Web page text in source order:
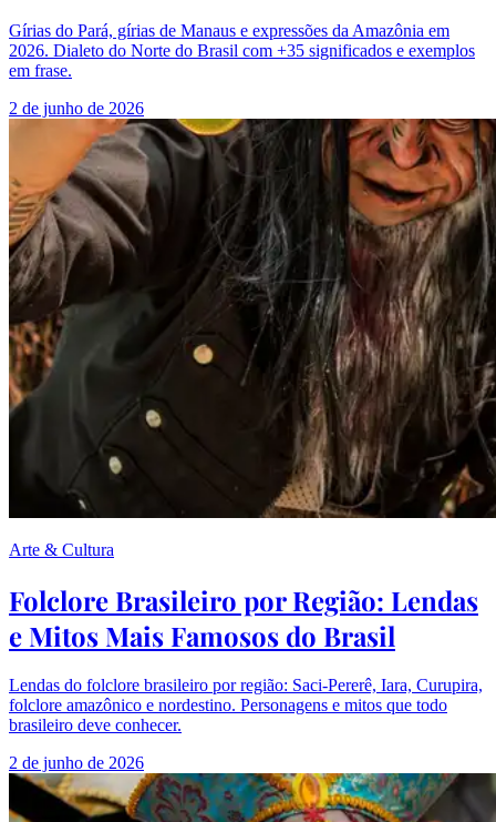
Gírias do Pará, gírias de Manaus e expressões da Amazônia em
2026. Dialeto do Norte do Brasil com +35 significados e exemplos
em frase.
2 de junho de 2026
Arte & Cultura
Folclore Brasileiro por Região: Lendas
e Mitos Mais Famosos do Brasil
Lendas do folclore brasileiro por região: Saci-Pererê, Iara, Curupira,
folclore amazônico e nordestino. Personagens e mitos que todo
brasileiro deve conhecer.
2 de junho de 2026